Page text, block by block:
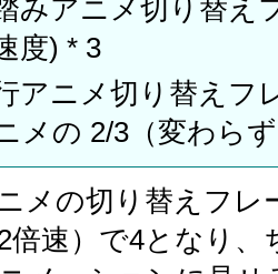
みアニメ切り替え
度) * 3
アニメ切り替えフ
メの 2/3（変わら
メの切り替えフレ
倍速）で4となり